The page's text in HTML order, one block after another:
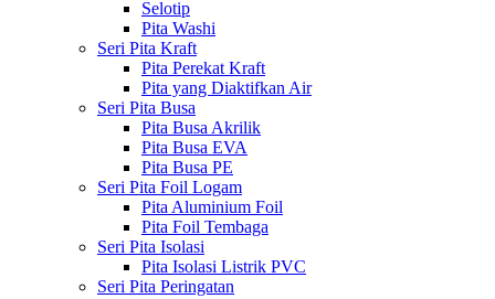
Selotip
Pita Washi
Seri Pita Kraft
Pita Perekat Kraft
Pita yang Diaktifkan Air
Seri Pita Busa
Pita Busa Akrilik
Pita Busa EVA
Pita Busa PE
Seri Pita Foil Logam
Pita Aluminium Foil
Pita Foil Tembaga
Seri Pita Isolasi
Pita Isolasi Listrik PVC
Seri Pita Peringatan